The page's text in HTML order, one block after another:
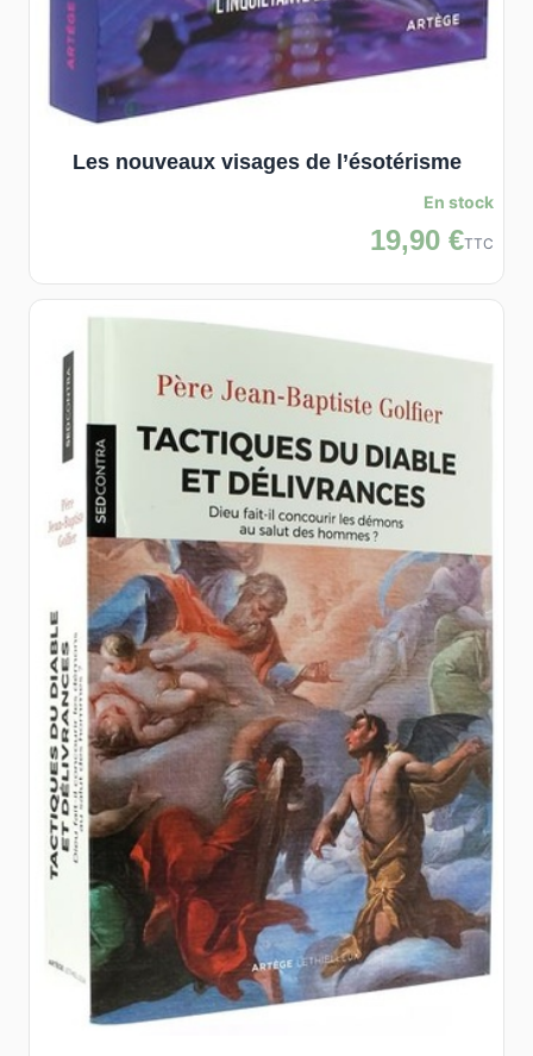
Les nouveaux visages de l’ésotérisme
En stock
19,90 €TTC